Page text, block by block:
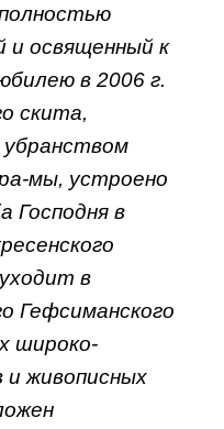
и освященный к
в 2006 г.
скита,
мы, устроено
Господня в
в
Гефсиманского
широко-
и живописных